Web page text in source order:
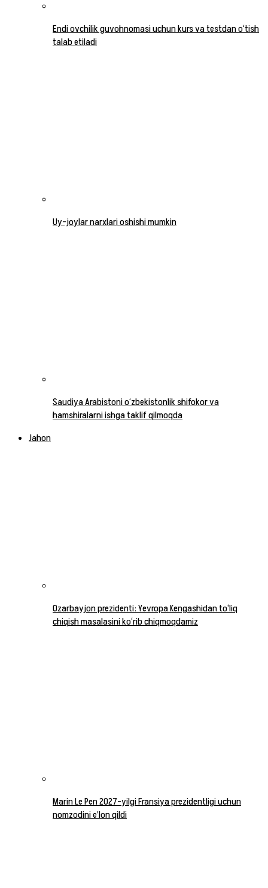
Endi ovchilik guvohnomasi uchun kurs va testdan o‘tish
talab etiladi
Uy-joylar narxlari oshishi mumkin
Saudiya Arabistoni o‘zbekistonlik shifokor va
hamshiralarni ishga taklif qilmoqda
Jahon
Ozarbayjon prezidenti: Yevropa Kengashidan to‘liq
chiqish masalasini ko‘rib chiqmoqdamiz
Marin Le Pen 2027-yilgi Fransiya prezidentligi uchun
nomzodini e’lon qildi